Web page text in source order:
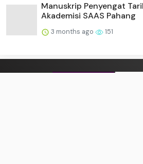
Manuskrip Penyengat
Akademisi SAAS Pahang
3 months ago 151